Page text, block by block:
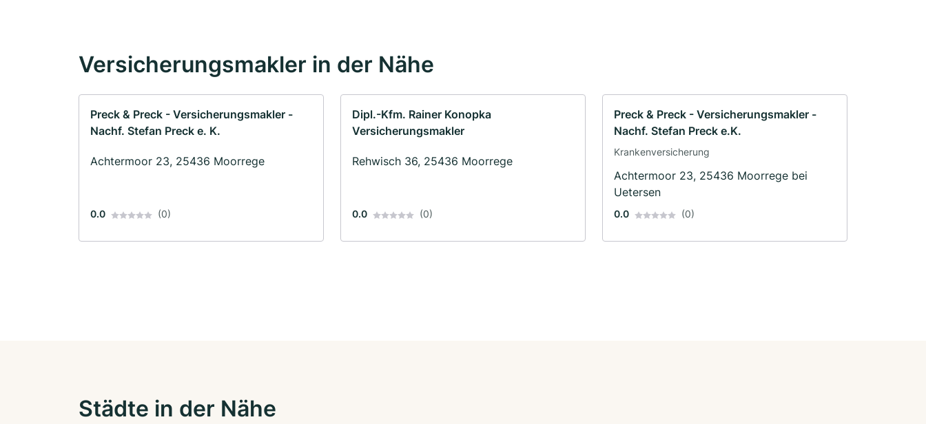
Versicherungsmakler in der Nähe
Preck & Preck - Versicherungsmakler -
Nachf. Stefan Preck e. K.
Achtermoor 23, 25436 Moorrege
0.0 (0)
Dipl.-Kfm. Rainer Konopka
Versicherungsmakler
Rehwisch 36, 25436 Moorrege
0.0 (0)
Preck & Preck - Versicherungsmakler -
Nachf. Stefan Preck e.K.
Krankenversicherung
Achtermoor 23, 25436 Moorrege bei
Uetersen
0.0 (0)
Städte in der Nähe